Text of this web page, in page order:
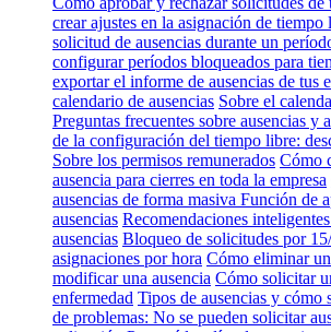
crear ajustes en la asignación de tiempo
solicitud de ausencias durante un
configurar períodos bloqueados para
exportar el informe de ausencias de tus
calendario de ausencias Sobre el
Preguntas frecuentes sobre ausencias y
de la configuración del tiempo libre:
Sobre los permisos remunerados Cómo
ausencia para cierres en toda la empresa
ausencias de forma masiva Función de
ausencias Recomendaciones
ausencias Bloqueo de solicitudes por
asignaciones por hora Cómo eliminar
modificar una ausencia Cómo solicitar
enfermedad Tipos de ausencias y cómo
de problemas: No se pueden solicitar